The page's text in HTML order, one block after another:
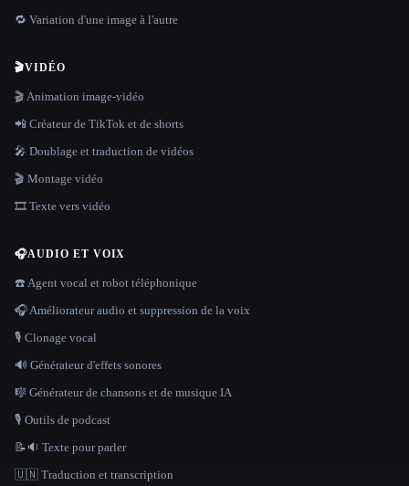
🔁 Variation d'une image à l'autre
🎬VIDÉO
🎬 Animation image-vidéo
📲 Créateur de TikTok et de shorts
🎤 Doublage et traduction de vidéos
🎬 Montage vidéo
🎞️ Texte vers vidéo
🎧AUDIO ET VOIX
☎️ Agent vocal et robot téléphonique
🎧 Améliorateur audio et suppression de la voix
🎙️ Clonage vocal
🔊 Générateur d'effets sonores
🎼 Générateur de chansons et de musique IA
🎙️ Outils de podcast
📝🔉 Texte pour parler
🇺🇳 Traduction et transcription